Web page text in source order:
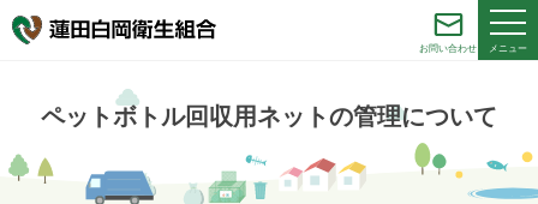
お問い合わせ メニュー
ペットボトル回収用ネットの管理について